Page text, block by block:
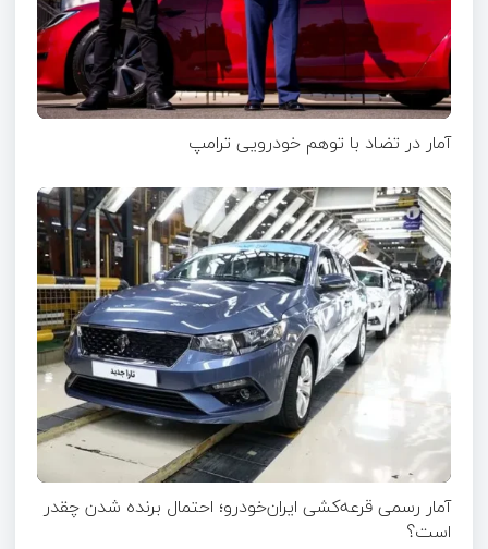
آمار در تضاد با توهم خودرویی ترامپ
آمار رسمی قرعه‌کشی ایران‌خودرو؛ احتمال برنده شدن چقدر
است؟